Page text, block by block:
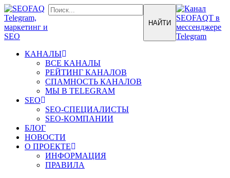
КАНАЛЫ
ВСЕ КАНАЛЫ
РЕЙТИНГ КАНАЛОВ
СПАМНОСТЬ КАНАЛОВ
МЫ В TELEGRAM
SEO
SEO-СПЕЦИАЛИСТЫ
SEO-КОМПАНИИ
БЛОГ
НОВОСТИ
О ПРОЕКТЕ
ИНФОРМАЦИЯ
ПРАВИЛА